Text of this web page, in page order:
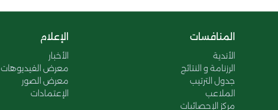
المنافسات
الأندية
الرزنامة و النتائج
جدول الترتيب
الملاعب
مركز الإحصائيات
الإعلام
الأخبار
معرض الفيديوهات
معرض الصور
الإعتمادات